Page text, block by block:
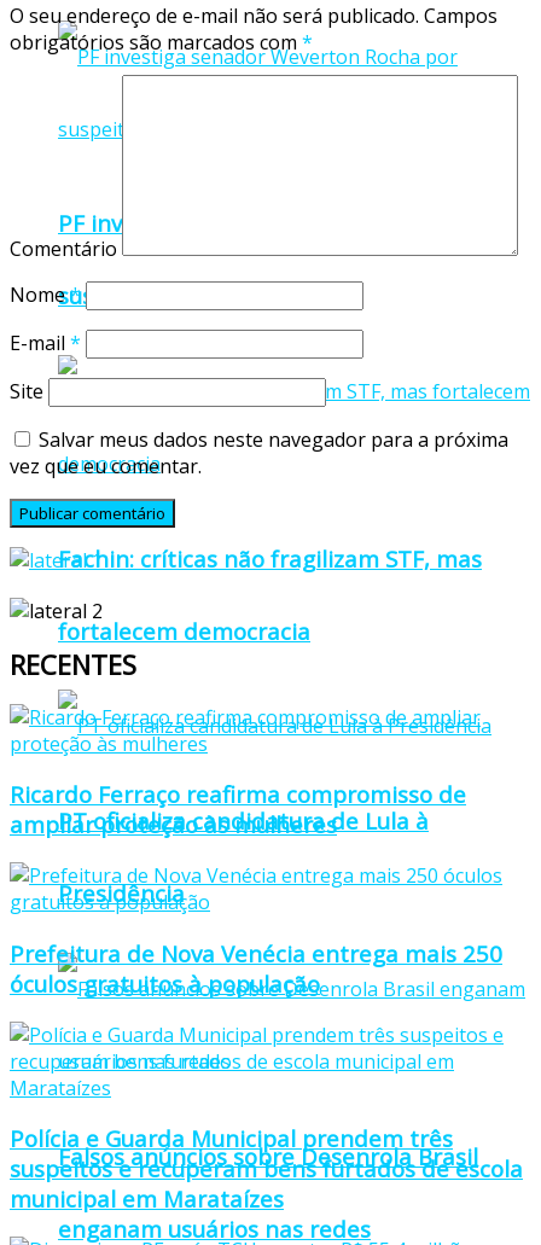
PF investiga senador Weverton Rocha por
suspeita de desvios no INSS
Fachin: críticas não fragilizam STF, mas
fortalecem democracia
PT oficializa candidatura de Lula à
Presidência
Falsos anúncios sobre Desenrola Brasil
enganam usuários nas redes
O seu endereço de e-mail não será publicado. Campos
obrigatórios são marcados com *
Comentário
Nome*
E-mail *
Site
Salvar meus dados neste navegador para a próxima
vez que eu comentar.
RECENTES
Ricardo Ferraço reafirma compromisso de
ampliar proteção às mulheres
Prefeitura de Nova Venécia entrega mais 250
óculos gratuitos à população
Polícia e Guarda Municipal prendem três
suspeitos e recuperam bens furtados de escola
municipal em Marataízes